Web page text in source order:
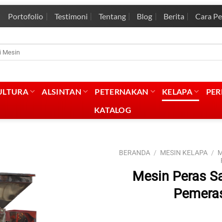
Portofolio Testimoni Tentang Blog Berita Cara
ALSINTAN PETERNAKAN KELAPA
KATALOG
BERANDA / MESIN KELAPA /
Mesin Peras